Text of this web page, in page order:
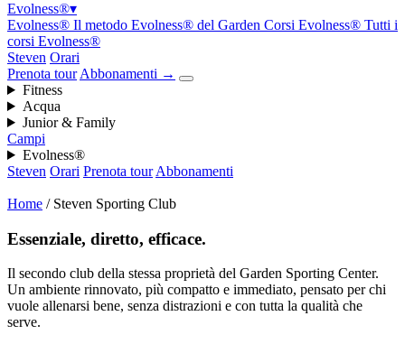
Evolness®▾
Evolness® Il metodo Evolness® del Garden Corsi Evolness® Tutti i
corsi Evolness®
Steven Orari
Prenota tour Abbonamenti →
Fitness
Acqua
Junior & Family
Campi
Evolness®
Steven Orari Prenota tour Abbonamenti
Home / Steven Sporting Club
Essenziale, diretto, efficace.
Il secondo club della stessa proprietà del Garden Sporting Center.
Un ambiente rinnovato, più compatto e immediato, pensato per chi
vuole allenarsi bene, senza distrazioni e con tutta la qualità che
serve.